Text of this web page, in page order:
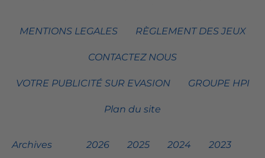
MENTIONS LEGALES RÈGLEMENT DES JEUX
CONTACTEZ NOUS
VOTRE PUBLICITÉ SUR EVASION GROUPE HPI
Plan du site
Archives 2026 2025 2024 2023